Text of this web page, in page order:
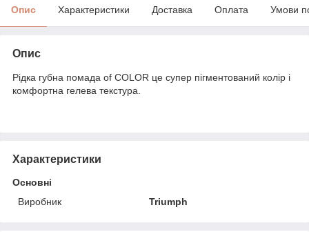
Опис Характеристики Доставка Оплата Умови
Опис
Рідка губна помада of COLOR це супер пігментований колір і
комфортна гелева текстура.
Характеристики
Основні
Виробник
Triumph